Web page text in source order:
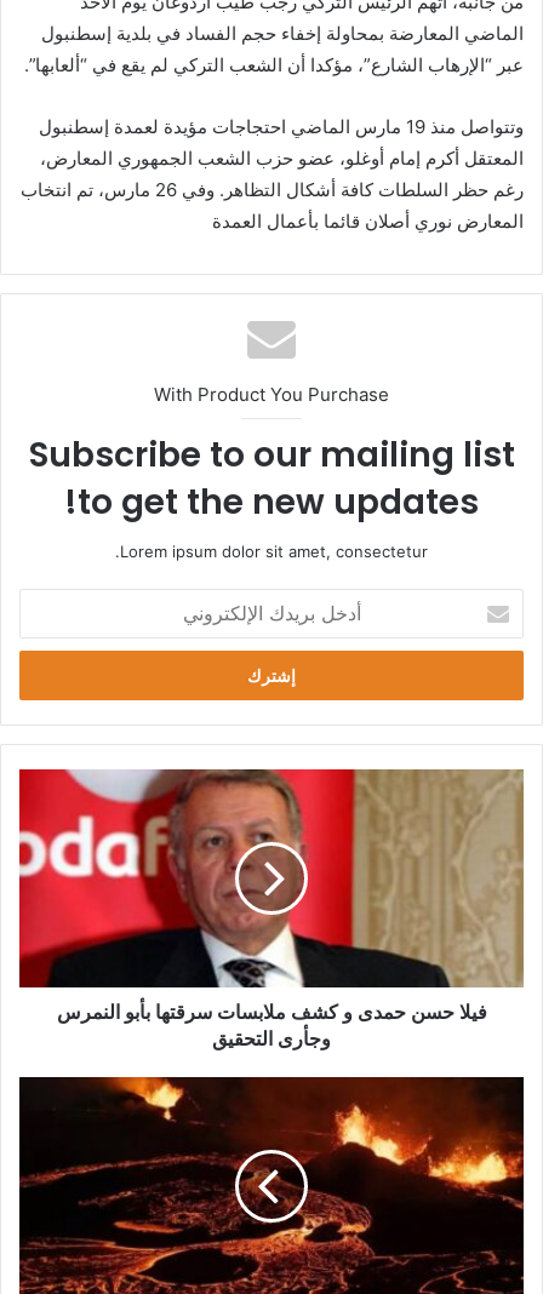
الماضي المعارضة بمحاولة إخفاء حجم الفساد في بلدية إسطنبول
عبر “الإرهاب الشارع”، مؤكدا أن الشعب التركي لم يقع في “ألعابها”.
وتتواصل منذ 19 مارس الماضي احتجاجات مؤيدة لعمدة إسطنبول
المعتقل أكرم إمام أوغلو، عضو حزب الشعب الجمهوري المعارض،
رغم حظر السلطات كافة أشكال التظاهر. وفي 26 مارس، تم انتخاب
المعارض نوري أصلان قائما بأعمال العمدة
With Product You Purchase
Subscribe to our mailing list
to get the new updates!
Lorem ipsum dolor sit amet, consectetur.
خ
ب
ر
د
ر
فيلا حسن حمدى و كشف ملابسات سرقتها بأبو النمرس
وجأرى التحقيق